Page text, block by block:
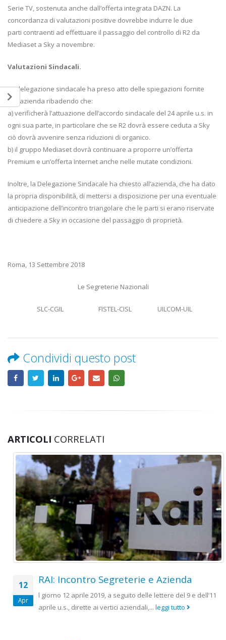
Serie TV, sostenuta anche dall’offerta integrata DAZN. La
concordanza di valutazioni positive dovrebbe indurre le due
parti contraenti ad effettuare il passaggio del controllo di R2 da
Mediaset a Sky a novembre.
Valutazioni Sindacali.
La delegazione sindacale ha preso atto delle spiegazioni fornite
dall’azienda ribadendo che:
a) verificherà l’attuazione dell’accordo sindacale del 24 aprile u.s. in
ogni sua parte, in particolare che se R2 dovrà essere ceduta a Sky
ciò dovrà avvenire senza riduzioni di organico.
b) il gruppo Mediaset dovrà continuare a proporre un’offerta
Premium e un’offerta Internet anche nelle mutate condizioni.
Inoltre, la Delegazione Sindacale ha chiesto all’azienda, che ha dato
la propria disponibilità, di mettersi a disposizione per una eventuale
anticipazione dell’incontro triangolare che le parti si erano riservate
di chiedere a Sky in occasione del passaggio di proprietà.
Roma, 13 Settembre 2018
Le Segreterie Nazionali
SLC-CGIL FISTEL-CISL UILCOM-UIL
Condividi questo post
ARTICOLI CORRELATI
12
Apr
RAI: Incontro Segreterie e Azienda
l giorno 12 aprile 2019, a seguito delle lettere del 9 e dell’11
aprile u.s., dirette ai vertici aziendali,... leggi tutto